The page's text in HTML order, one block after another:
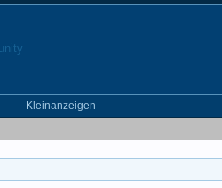
Kleinanzeigen